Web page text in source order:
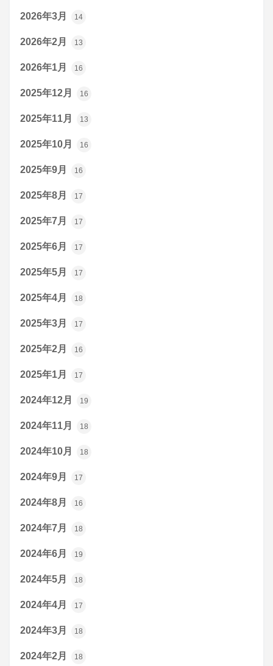
2026年3月 14
2026年2月 13
2026年1月 16
2025年12月 16
2025年11月 13
2025年10月 16
2025年9月 16
2025年8月 17
2025年7月 17
2025年6月 17
2025年5月 17
2025年4月 18
2025年3月 17
2025年2月 16
2025年1月 17
2024年12月 19
2024年11月 18
2024年10月 18
2024年9月 17
2024年8月 16
2024年7月 18
2024年6月 19
2024年5月 18
2024年4月 17
2024年3月 18
2024年2月 18